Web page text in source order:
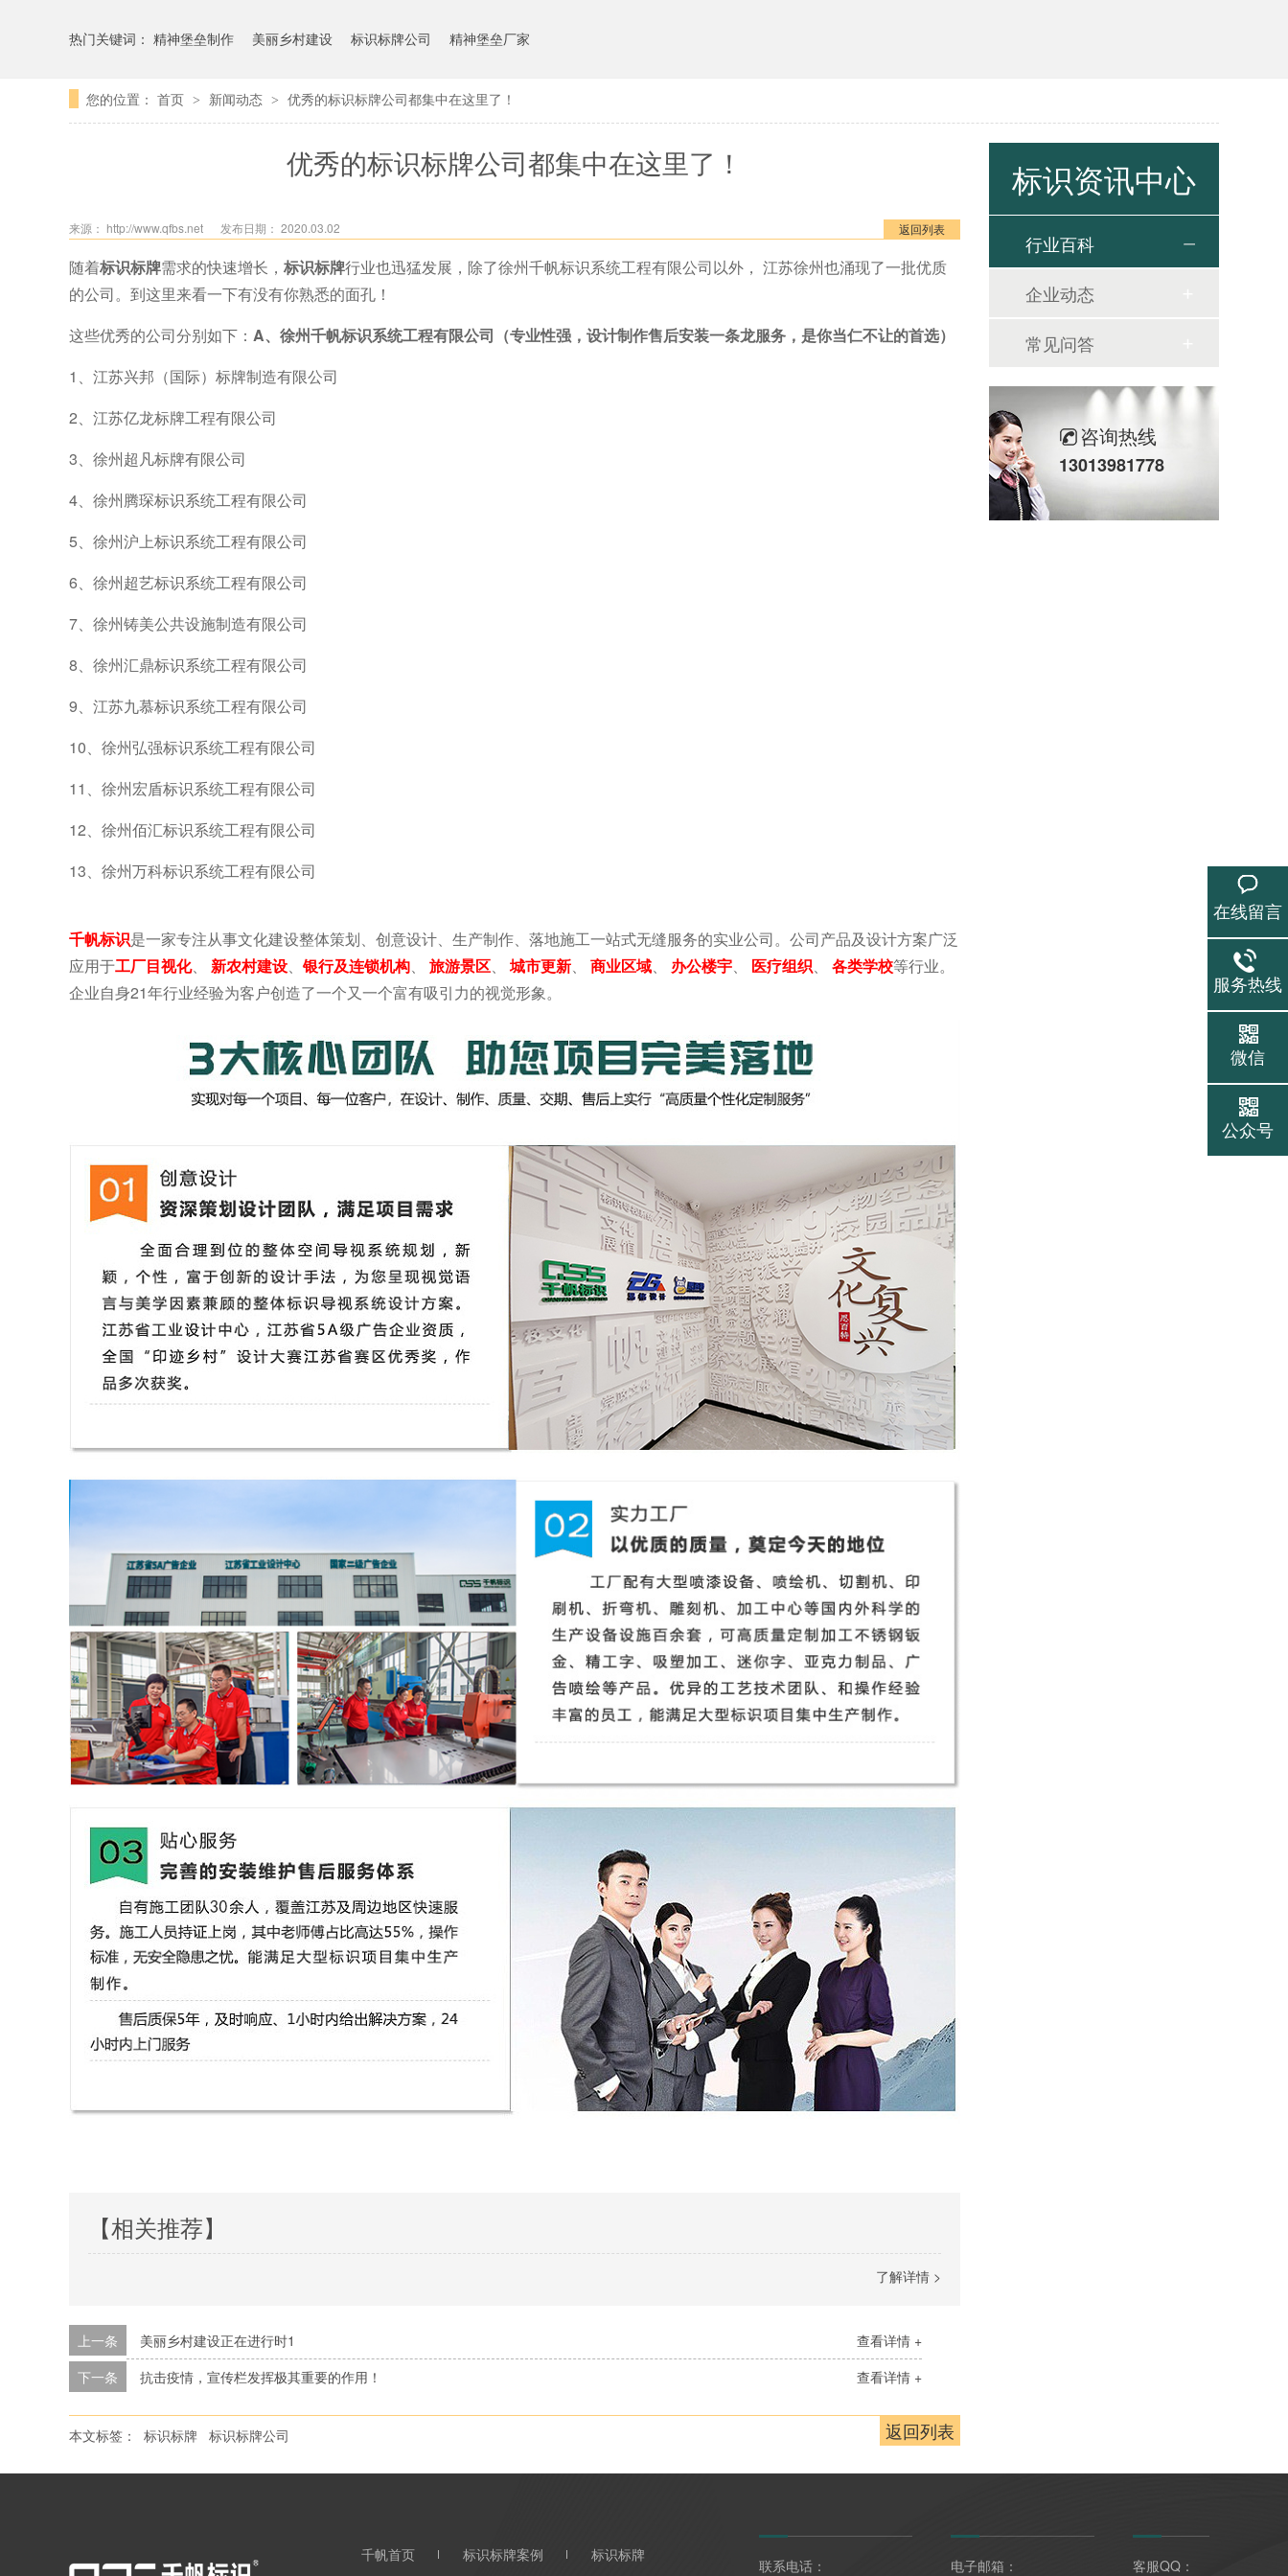
热门关键词： 精神堡垒制作 美丽乡村建设 标识标牌公司 精神堡垒厂家
您的位置： 首页 > 新闻动态 > 优秀的标识标牌公司都集中在这里了！
优秀的标识标牌公司都集中在这里了！
返回列表
来源： http://www.qfbs.net 发布日期： 2020.03.02
随着标识标牌需求的快速增长， 标识标牌行业也迅猛发展，除了徐州千帆标识系统工程有限公司以外， 江苏徐州也涌现了一批优质
的公司。到这里来看一下有没有你熟悉的面孔！
这些优秀的公司分别如下： A、 徐州千帆标识系统工程有限公司（专业性强，设计制作售后安装一条龙服务，是你当仁不让的首选）
1 、江苏兴邦（国际）标牌制造有限公司
2、江苏亿龙标牌工程有限公司
3、徐州超凡标牌有限公司
4、徐州腾琛标识系统工程有限公司
5、徐州沪上标识系统工程有限公司
6、徐州超艺标识系统工程有限公司
7、徐州铸美公共设施制造有限公司
8、徐州汇鼎标识系统工程有限公司
9、江苏九慕标识系统工程有限公司
10、徐州弘强标识系统工程有限公司
11 、徐州宏盾标识系统工程有限公司
12、徐州佰汇标识系统工程有限公司
13、徐州万科标识系统工程有限公司
千帆标识是一家专注从事文化建设整体策划、创意设计、生产制作、落地施工一站式无缝服务的实业公司。公司产品及设计方案广泛
应用于工厂目视化、 新农村建设、银行及连锁机构、 旅游景区、 城市更新、 商业区域、 办公楼宇、 医疗组织、 各类学校等行业。
企业自身21年行业经验为客户创造了一个又一个富有吸引力的视觉形象。
【相关推荐】
了解详情 >
查看详情 +
上一条
美丽乡村建设正在进行时1
查看详情 +
下一条 抗击疫情，宣传栏发挥极其重要的作用！
返回列表
本文标签： 标识标牌 标识标牌公司
标识资讯中心
行业百科
企业动态
常见问答
咨询热线
13013981778
千帆首页 标识标牌案例 标识标牌
联系电话： 电子邮箱： 客服QQ：
在线留言
服务热线
微信
公众号